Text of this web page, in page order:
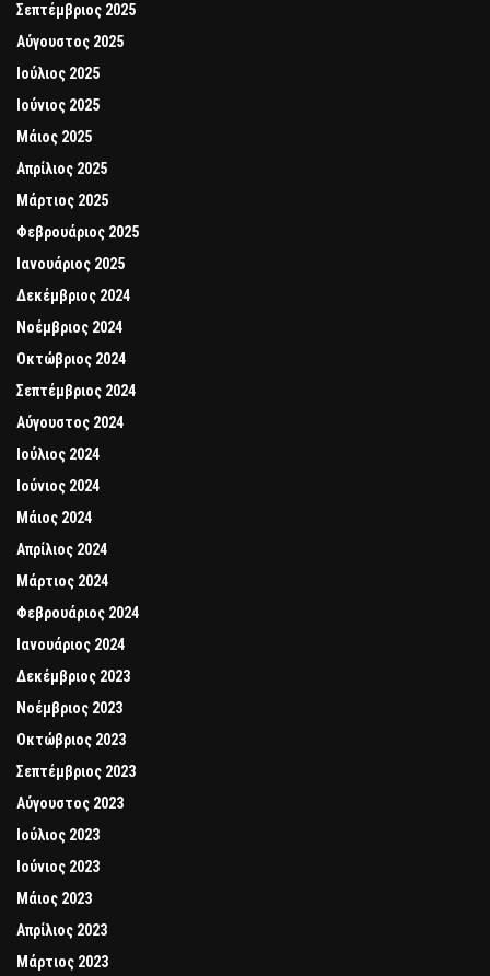
Σεπτέμβριος 2025
Αύγουστος 2025
Ιούλιος 2025
Ιούνιος 2025
Μάιος 2025
Απρίλιος 2025
Μάρτιος 2025
Φεβρουάριος 2025
Ιανουάριος 2025
Δεκέμβριος 2024
Νοέμβριος 2024
Οκτώβριος 2024
Σεπτέμβριος 2024
Αύγουστος 2024
Ιούλιος 2024
Ιούνιος 2024
Μάιος 2024
Απρίλιος 2024
Μάρτιος 2024
Φεβρουάριος 2024
Ιανουάριος 2024
Δεκέμβριος 2023
Νοέμβριος 2023
Οκτώβριος 2023
Σεπτέμβριος 2023
Αύγουστος 2023
Ιούλιος 2023
Ιούνιος 2023
Μάιος 2023
Απρίλιος 2023
Μάρτιος 2023